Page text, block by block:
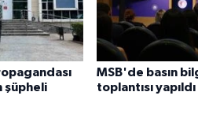
şüpheli
MSB'de basın
toplantısı yapıldı